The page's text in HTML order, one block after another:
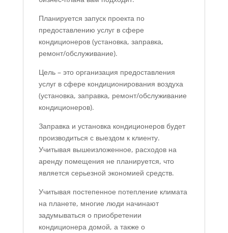
Планируется запуск проекта по
предоставлению услуг в сфере
кондиционеров (установка, заправка,
ремонт/обслуживание).
Цель – это организация предоставления
услуг в сфере кондиционирования воздуха
(установка, заправка, ремонт/обслуживание
кондиционеров).
Заправка и установка кондиционеров будет
производиться с выездом к клиенту.
Учитывая вышеизложенное, расходов на
аренду помещения не планируется, что
является серьезной экономией средств.
Учитывая постепенное потепление климата
на планете, многие люди начинают
задумываться о приобретении
кондиционера домой, а также о